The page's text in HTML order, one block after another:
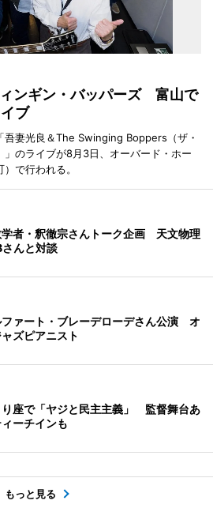
ンギン・バッパーズ 富山で
ブ
吾妻光良＆The Swinging Boppers（ザ・
」のライブが8月3日、オーバード・ホー
で行われる。
学者・釈徹宗さんトーク企画 天文物理
んと対談
ァート・ブレーデローデさん公演 オ
ズピアニスト
り座で「ヤジと民主主義」 監督舞台あ
ーチインも
もっと見る